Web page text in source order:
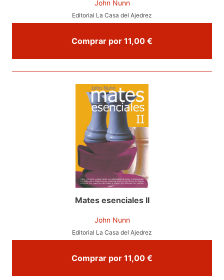
John Nunn
Editorial La Casa del Ajedrez
Comprar por 11,00 €
Mates esenciales II
John Nunn
Editorial La Casa del Ajedrez
Comprar por 11,00 €